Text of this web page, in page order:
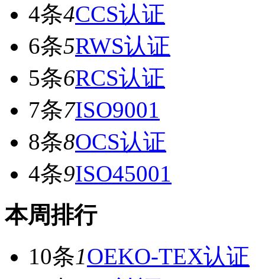
4条4CCS认证
6条5RWS认证
5条6RCS认证
7条7ISO9001
8条8OCS认证
4条9ISO45001
本周排行
10条1OEKO-TEX认证